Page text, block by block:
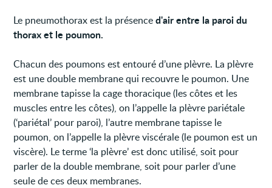
Le pneumothorax est la présenced'air entre la paroi du
thorax et le poumon.
Chacun des poumons est entouré d’une plèvre. La plèvre
est une double membrane qui recouvre le poumon. Une
membrane tapisse la cage thoracique (les côtes et les
muscles entre les côtes), on l’appelle la plèvre pariétale
(‘pariétal’ pour paroi), l’autre membrane tapisse le
poumon, on l’appelle la plèvre viscérale (le poumon est un
viscère). Le terme ‘la plèvre’ est donc utilisé, soit pour
parler de la double membrane, soit pour parler d’une
seule de ces deux membranes.